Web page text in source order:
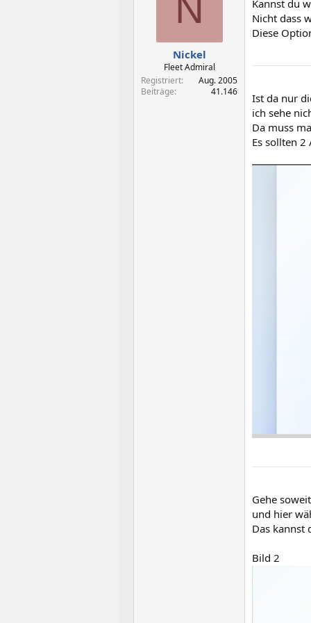
Nickel
Fleet Admiral
Registriert
Aug. 2005
Beiträge
41.146
Kannst du
Nicht dass
Diese
Ist da nur
ich sehe
Da muss
Es sollten
Gehe
und hier
Das kannst
Bild 2